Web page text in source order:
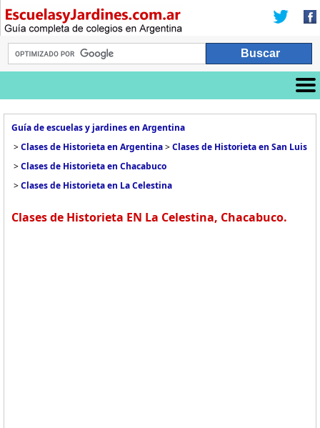
Guía de escuelas y jardines en Argentina
>Clases de Historieta en Argentina>Clases de Historieta en San Luis
>Clases de Historieta en Chacabuco
>Clases de Historieta en La Celestina
Clases de Historieta EN La Celestina, Chacabuco.